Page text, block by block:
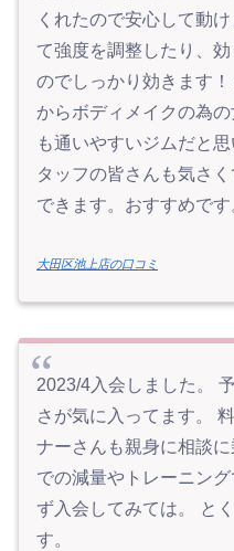
くれたので安心して動
て強度を調整したり、
のでしっかり効きます
からボディメイクの為
も通いやすいジムだと
タッフの皆さんも気さ
できます。おすすめです
大田区池上店の口コミ
2023/4入会しました。
さが気に入ってます。
ナーさんも親身に相談
での減量やトレーニン
ず入会してみては。 と
す。